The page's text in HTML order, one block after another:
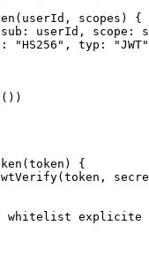
( userId , scopes ) {
userId, scope:
"HS256" , typ:
"JWT"
())
( token ) {
(token,
whitelist explicite